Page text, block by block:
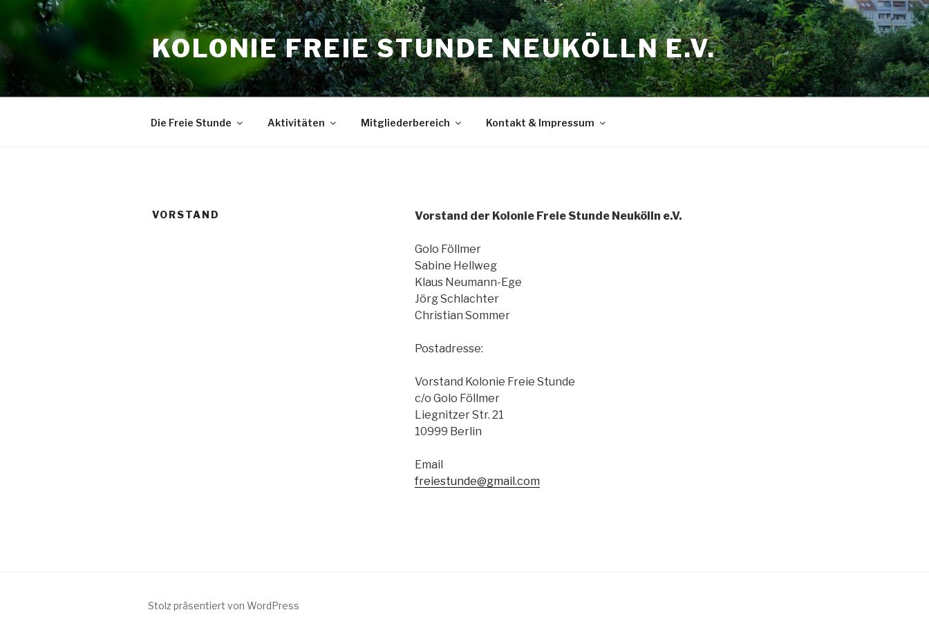
Inhalt
springen
KOLONIE FREIE STUNDE NEUKÖLLN E.V.
Die Freie Stunde Aktivitäten Mitgliederbereich Kontakt & Impressum
VORSTAND Vorstand der Kolonie Freie Stunde Neukölln e.V.
Golo Föllmer
Sabine Hellweg
Klaus Neumann-Ege
Jörg Schlachter
Christian Sommer
Postadresse:
Vorstand Kolonie Freie Stunde
c/o Golo Föllmer
Liegnitzer Str. 21
10999 Berlin
Email
freiestunde@gmail.com
Stolz präsentiert von WordPress